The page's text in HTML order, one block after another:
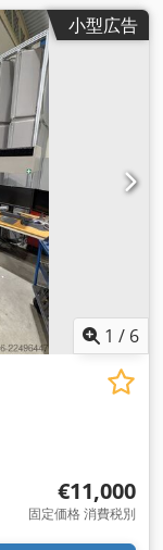
小型広告
1 / 6
€11,000
固定価格 消費税別